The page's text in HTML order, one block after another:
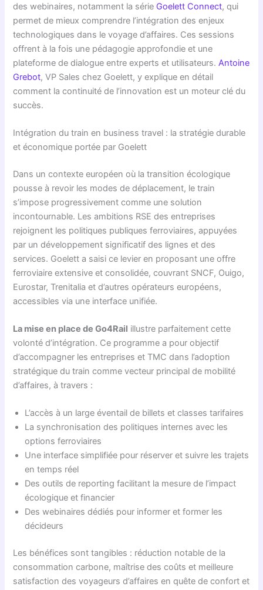
des webinaires, notamment la série Goelett Connect, qui
permet de mieux comprendre l’intégration des enjeux
technologiques dans le voyage d’affaires. Ces sessions
offrent à la fois une pédagogie approfondie et une
plateforme de dialogue entre experts et utilisateurs. Antoine
Grebot, VP Sales chez Goelett, y explique en détail
comment la continuité de l’innovation est un moteur clé du
succès.
Intégration du train en business travel : la stratégie durable
et économique portée par Goelett
Dans un contexte européen où la transition écologique
pousse à revoir les modes de déplacement, le train
s’impose progressivement comme une solution
incontournable. Les ambitions RSE des entreprises
rejoignent les politiques publiques ferroviaires, appuyées
par un développement significatif des lignes et des
services. Goelett a saisi ce levier en proposant une offre
ferroviaire extensive et consolidée, couvrant SNCF, Ouigo,
Eurostar, Trenitalia et d’autres opérateurs européens,
accessibles via une interface unifiée.
La mise en place de Go4Rail illustre parfaitement cette
volonté d’intégration. Ce programme a pour objectif
d’accompagner les entreprises et TMC dans l’adoption
stratégique du train comme vecteur principal de mobilité
d’affaires, à travers :
L’accès à un large éventail de billets et classes tarifaires
La synchronisation des politiques internes avec les
options ferroviaires
Une interface simplifiée pour réserver et suivre les trajets
en temps réel
Des outils de reporting facilitant la mesure de l’impact
écologique et financier
Des webinaires dédiés pour informer et former les
décideurs
Les bénéfices sont tangibles : réduction notable de la
consommation carbone, maîtrise des coûts et meilleure
satisfaction des voyageurs d’affaires en quête de confort et